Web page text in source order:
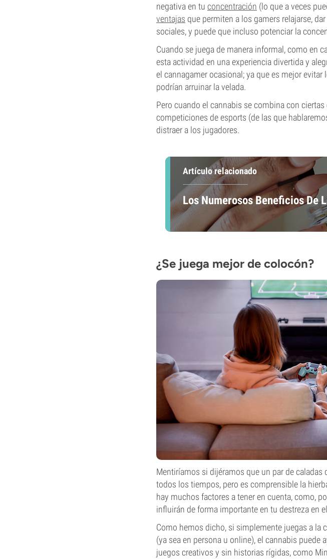
negativa en tu concentración (lo que a veces
ventajas que permiten a los gamers relajarse,
sociales, y puede que incluso potenciar la
Cuando se juega de manera informal, como en
esta actividad en una experiencia divertida y
el cannagamer ocasional; ya que es mejor
podrían arruinar la velada.
Pero cuando el cannabis se combina con
competiciones de esports (de las que
distraer a los jugadores.
Artículo relacionado
Los Numerosos Beneficios De
¿Se juega mejor de colocón?
Mentiríamos si dijéramos que un par de
todos los tiempos, pero es comprensible la
hay muchos factores a tener en cuenta, como,
influirán de forma importante en tu destreza en
Como hemos dicho, si simplemente juegas a la
(ya sea en persona u online), el cannabis
juegos creativos y sin historias rígidas, como